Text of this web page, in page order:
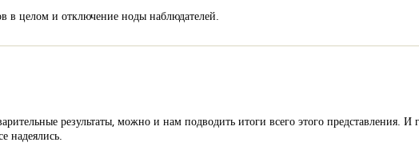
в целом и отключение ноды наблюдателей.
результаты, можно и нам подводить итоги всего этого представления.
надеялись.